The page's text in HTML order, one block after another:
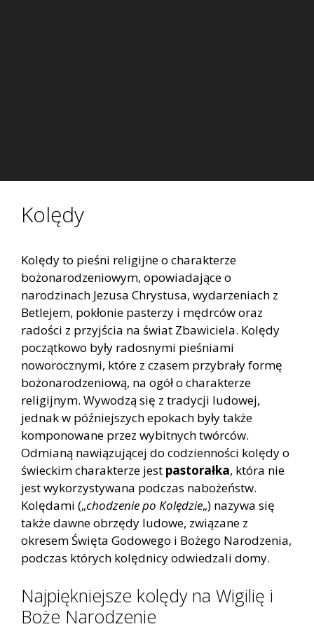
Kolędy
Kolędy to pieśni religijne o charakterze
bożonarodzeniowym, opowiadające o
narodzinach Jezusa Chrystusa, wydarzeniach z
Betlejem, pokłonie pasterzy i mędrców oraz
radości z przyjścia na świat Zbawiciela. Kolędy
początkowo były radosnymi pieśniami
noworocznymi, które z czasem przybrały formę
bożonarodzeniową, na ogół o charakterze
religijnym. Wywodzą się z tradycji ludowej,
jednak w późniejszych epokach były także
komponowane przez wybitnych twórców.
Odmianą nawiązującej do codzienności kolędy o
świeckim charakterze jest pastorałka, która nie
jest wykorzystywana podczas nabożeństw.
Kolędami („chodzenie po Kolędzie„) nazywa się
także dawne obrzędy ludowe, związane z
okresem Święta Godowego i Bożego Narodzenia,
podczas których kolędnicy odwiedzali domy.
Najpiękniejsze kolędy na Wigilię i
Boże Narodzenie